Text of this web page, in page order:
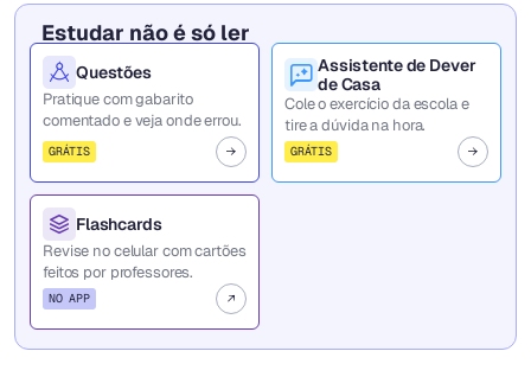
Estudar não é só ler
Questões
Pratique com gabarito
comentado e veja onde errou.
GRÁTIS
Assistente de Dever
de Casa
Cole o exercício da escola e
tire a dúvida na hora.
GRÁTIS
Flashcards
Revise no celular com cartões
feitos por professores.
NO APP